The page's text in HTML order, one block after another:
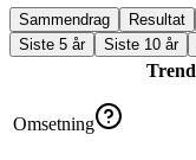
Sammendrag Resultat
Siste 5 år
Siste 10 år
Trend
Omsetning